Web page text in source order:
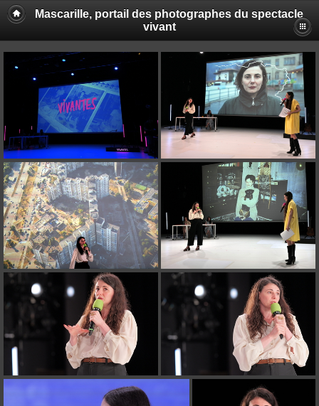
Mascarille, portail des photographes du spectacle
vivant